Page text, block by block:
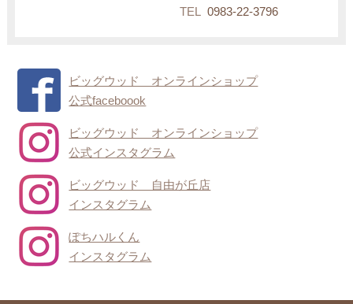
TEL
0983-22-3796
ビッグウッド オンラインショップ
公式faceboook
ビッグウッド オンラインショップ
公式インスタグラム
ビッグウッド 自由が丘店
インスタグラム
ぽちハルくん
インスタグラム